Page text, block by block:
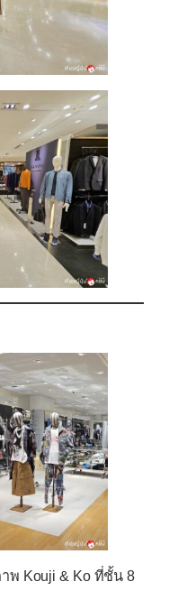
พ Kouji & Ko ที่ชั้น 8